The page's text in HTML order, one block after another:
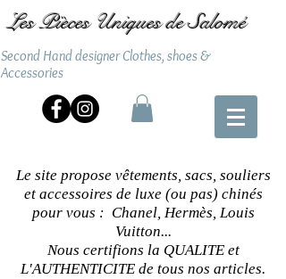
Les Pièces Uniques de Salomé
Second Hand designer Clothes, shoes &
Accessories
Le site propose vêtements, sacs, souliers
et accessoires de luxe (ou pas) chinés
pour vous : Chanel, Hermès, Louis
Vuitton...
Nous certifions la QUALITE et
L'AUTHENTICITE de tous nos articles.